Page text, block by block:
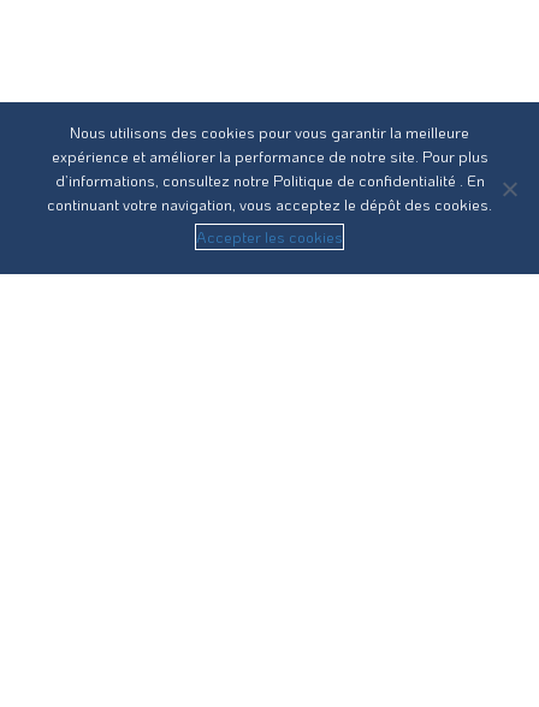
Nous utilisons des cookies pour vous garantir la meilleure
expérience et améliorer la performance de notre site. Pour plus
d’informations, consultez notre Politique de confidentialité
. En
continuant votre navigation, vous acceptez le dépôt des cookies.
Accepter les cookies